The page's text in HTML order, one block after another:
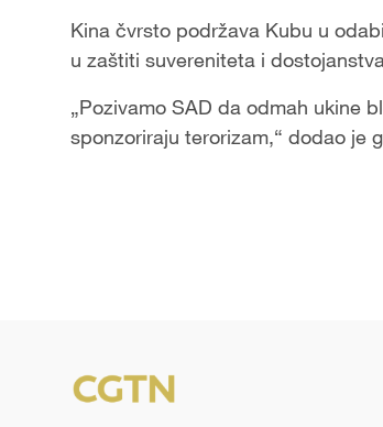
Kina čvrsto podržava Kubu u
u zaštiti suvereniteta i
„Pozivamo SAD da odmah ukine
sponzoriraju terorizam,“ dodao je